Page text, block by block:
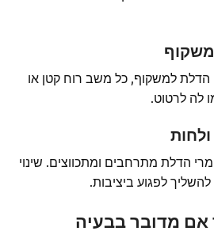
הדלת למשקוף, כל משב רוח קטן או
לה לרטוט.
הדלת מתרחבים ומתכווצים. שינוי
לפגוע ביציבות.
אם מדובר בבעיה